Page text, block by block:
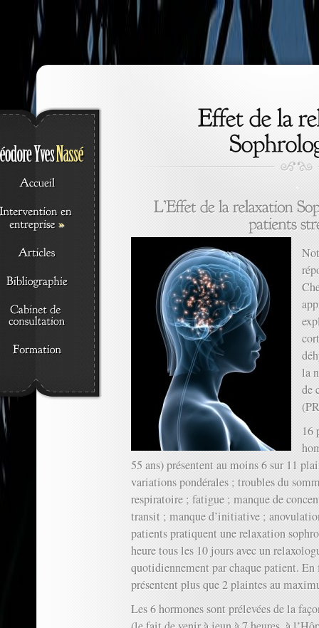
»
la
de
16
55 ans) présentent au moins 6 sur 11
variations pondérales ; troubles du
respiratoire ; fatigue ; manque de
transit ; manque d’initiative ;
patients pratiquent une relaxation
heure tous les 10 jours avec un
quotidiennement par chaque patient.
présentent plus que 2 plaintes au
Les 6 hormones sont prélevées de la